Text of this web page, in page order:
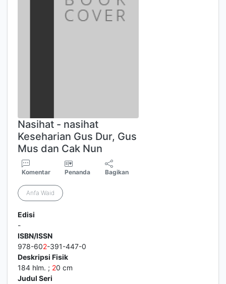
Nasihat - nasihat
Keseharian Gus Dur, Gus
Mus dan Cak Nun
Komentar Penanda Bagikan
Anfa Waid
Edisi
-
ISBN/ISSN
978-602-391-447-0
Deskripsi Fisik
184 hlm. ; 20 cm
Judul Seri